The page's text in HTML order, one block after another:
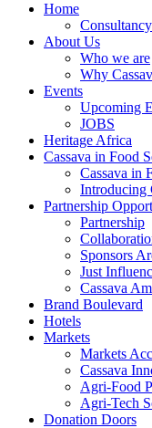
Home
Consultancy
About Us
Who we are
Why
Events
Upcoming
JOBS
Heritage Africa
Cassava in Food
Cassava in
Introducing
Partnership
Partnership
Sponsors
Just
Cassava
Brand Boulevard
Hotels
Markets
Markets
Cassava
Agri-Food
Agri-Tech
Donation Doors